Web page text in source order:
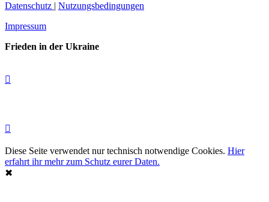
Datenschutz | Nutzungsbedingungen
Impressum
Frieden in der Ukraine
Diese Seite verwendet nur technisch notwendige Cookies. Hier
erfahrt ihr mehr zum Schutz eurer Daten.
✖